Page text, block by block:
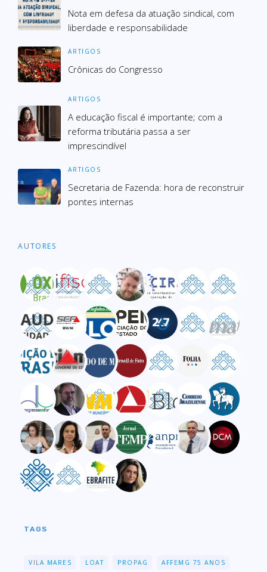
Nota em defesa da atuação sindical, com
liberdade e responsabilidade
ARTIGOS
Crônicas do Congresso
ARTIGOS
A educação fiscal é importante; com a
reforma tributária passa a ser
imprescindível
ARTIGOS
Secre­ta­ria de Fazenda: hora de recons­truir
pon­tes inter­nas
AUTORES
TAGS
VILA MARES LOAT PROPAG AFFEMG 75 ANOS